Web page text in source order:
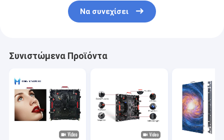
Να συνεχίσει
Συνιστώμενα Προϊόντα